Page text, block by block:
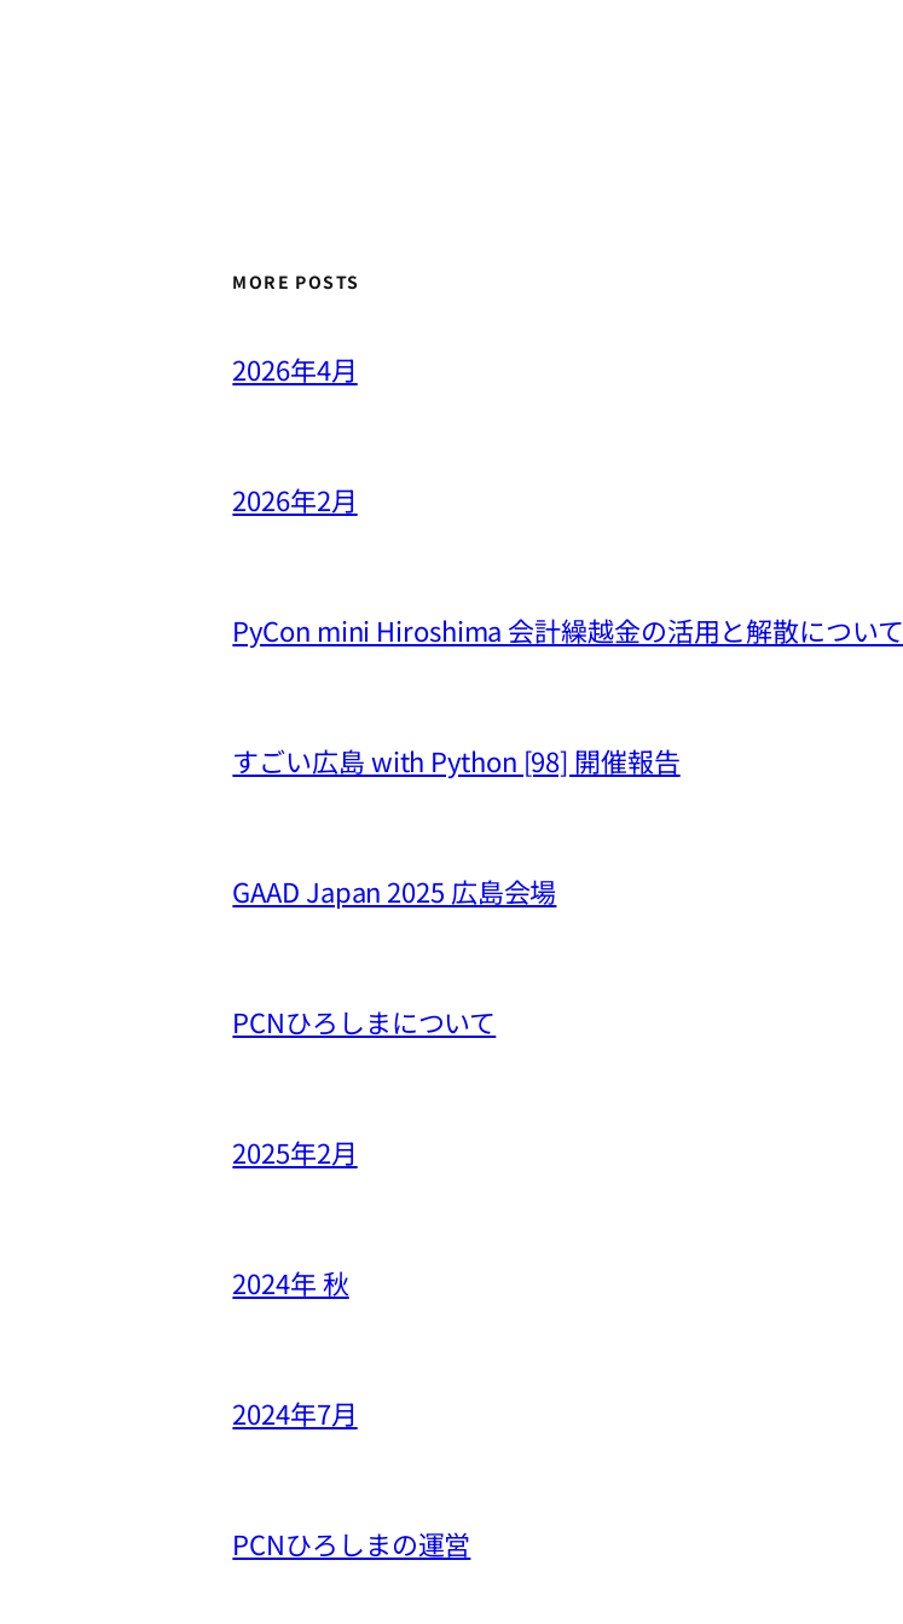
MORE POSTS
2026年4月
2026年2月
PyCon mini Hiroshima 会計繰越金の活用と解散について
すごい広島 with Python [98] 開催報告
GAAD Japan 2025 広島会場
PCNひろしまについて
2025年2月
2024年 秋
2024年7月
PCNひろしまの運営